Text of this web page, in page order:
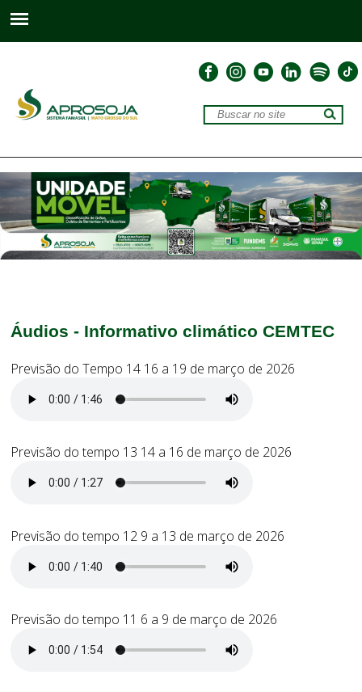
Áudios - Informativo climático CEMTEC
Previsão do Tempo 14 16 a 19 de março de 2026
Previsão do tempo 13 14 a 16 de março de 2026
Previsão do tempo 12 9 a 13 de março de 2026
Previsão do tempo 11 6 a 9 de março de 2026